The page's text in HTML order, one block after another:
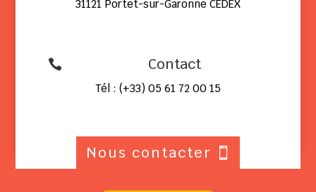
31121 Portet-sur-Garonne CEDEX
 Contact
Tél : (+33) 05 61 72 00 15
Nous contacter